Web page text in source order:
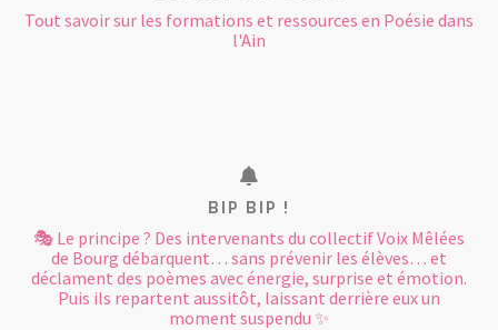
Tout savoir sur les formations et ressources en Poésie dans
l'Ain
BIP BIP !
🎭 Le principe ? Des intervenants du collectif Voix Mêlées
de Bourg débarquent… sans prévenir les élèves… et
déclament des poèmes avec énergie, surprise et émotion.
Puis ils repartent aussitôt, laissant derrière eux un
moment suspendu ✨